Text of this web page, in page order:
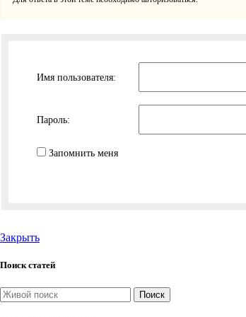
Имя пользователя:
Пароль:
Запомнить меня
Закрыть
Поиск статей
Поиск